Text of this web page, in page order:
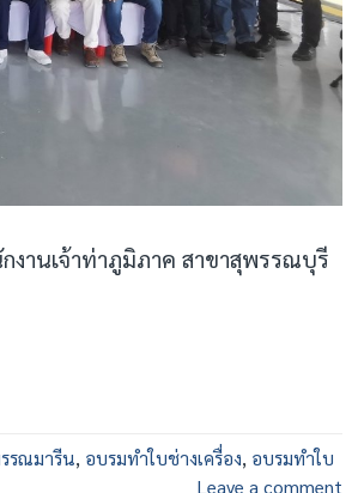
านเจ้าท่าภูมิภาค สาขาสุพรรณบุรี
รณมารีน, อบรมทำใบช่างเครื่อง, อบรมทำใบ
Leave a comment